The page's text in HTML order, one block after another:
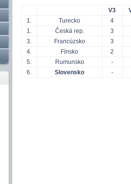
V3
1.
Turecko
4
1.
Česká rep. 3
3.
Francúzsko 3
4.
Fínsko
2
5.
Rumunsko -
6.
Slovensko -